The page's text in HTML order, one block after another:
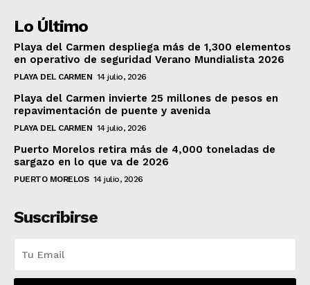
Lo Último
Playa del Carmen despliega más de 1,300 elementos
en operativo de seguridad Verano Mundialista 2026
PLAYA DEL CARMEN 14 julio, 2026
Playa del Carmen invierte 25 millones de pesos en
repavimentación de puente y avenida
PLAYA DEL CARMEN 14 julio, 2026
Puerto Morelos retira más de 4,000 toneladas de
sargazo en lo que va de 2026
PUERTO MORELOS 14 julio, 2026
Suscribirse